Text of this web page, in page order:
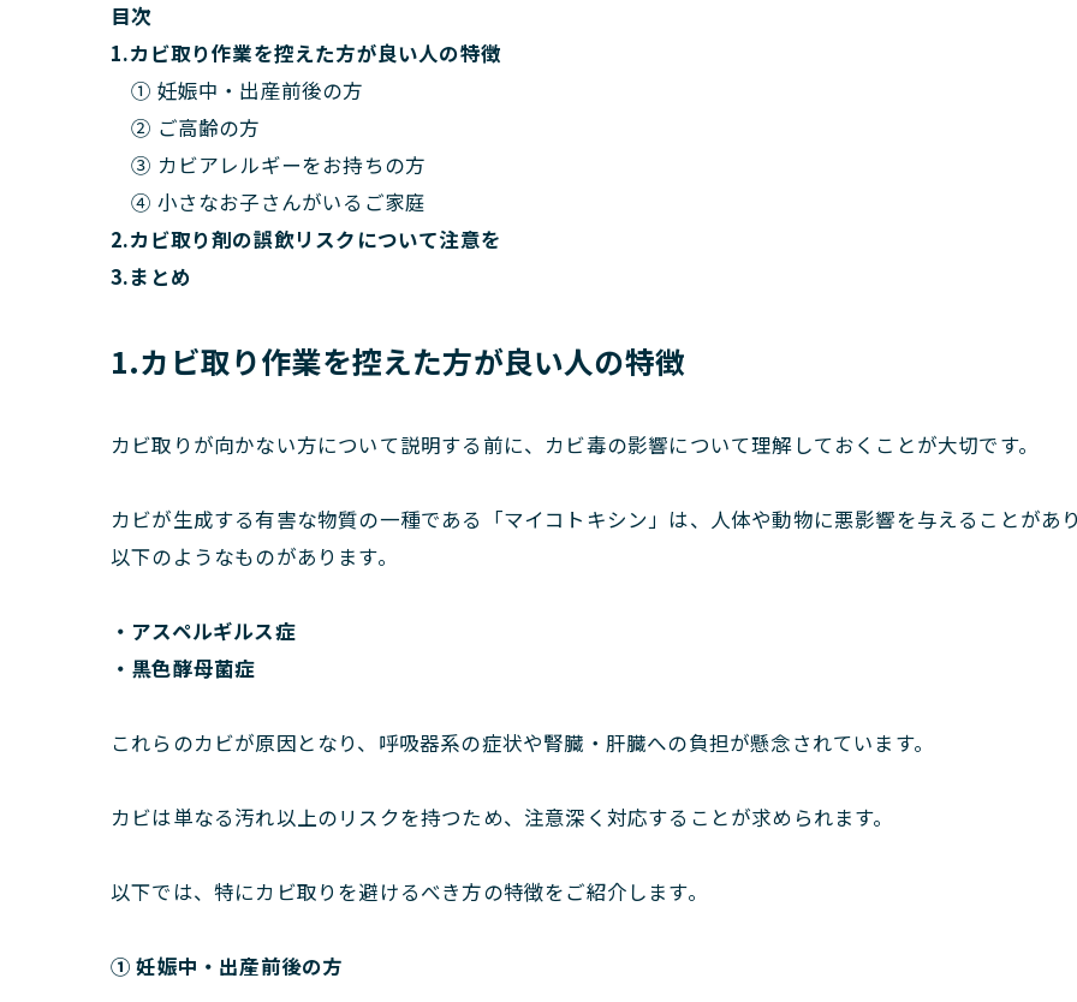
目次
1.カビ取り作業を控えた方が良い人の特徴
① 妊娠中・出産前後の方
② ご高齢の方
③ カビアレルギーをお持ちの方
④ 小さなお子さんがいるご家庭
2.カビ取り剤の誤飲リスクについて注意を
3.まとめ
1.カビ取り作業を控えた方が良い人の特徴
カビ取りが向かない方について説明する前に、カビ毒の影響について理解しておくことが大切です。
カビが生成する有害な物質の一種である「マイコトキシン」は、人体や動物に悪影響を与えることがあ
以下のようなものがあります。
・アスペルギルス症
・黒色酵母菌症
これらのカビが原因となり、呼吸器系の症状や腎臓・肝臓への負担が懸念されています。
カビは単なる汚れ以上のリスクを持つため、注意深く対応することが求められます。
以下では、特にカビ取りを避けるべき方の特徴をご紹介します。
① 妊娠中・出産前後の方